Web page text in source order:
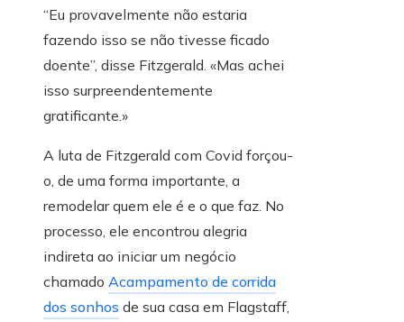
“Eu provavelmente não estaria
fazendo isso se não tivesse ficado
doente”, disse Fitzgerald. «Mas achei
isso surpreendentemente
gratificante.»
A luta de Fitzgerald com Covid forçou-
o, de uma forma importante, a
remodelar quem ele é e o que faz. No
processo, ele encontrou alegria
indireta ao iniciar um negócio
chamado Acampamento de corrida
dos sonhos de sua casa em Flagstaff,